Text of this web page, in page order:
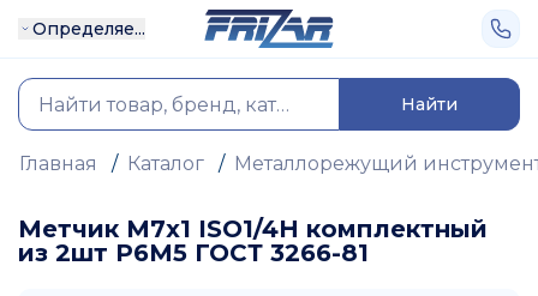
Определяе...
Найти
Главная / Каталог / Металлорежущий
Метчик М7х1 ISO1/4H комплектный
из 2шт Р6М5 ГОСТ 3266-81